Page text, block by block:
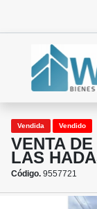
Vendida Vendido
VENTA
LAS
Código. 9557721